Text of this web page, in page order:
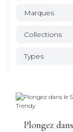
Plongez
Marques
Collections
Types